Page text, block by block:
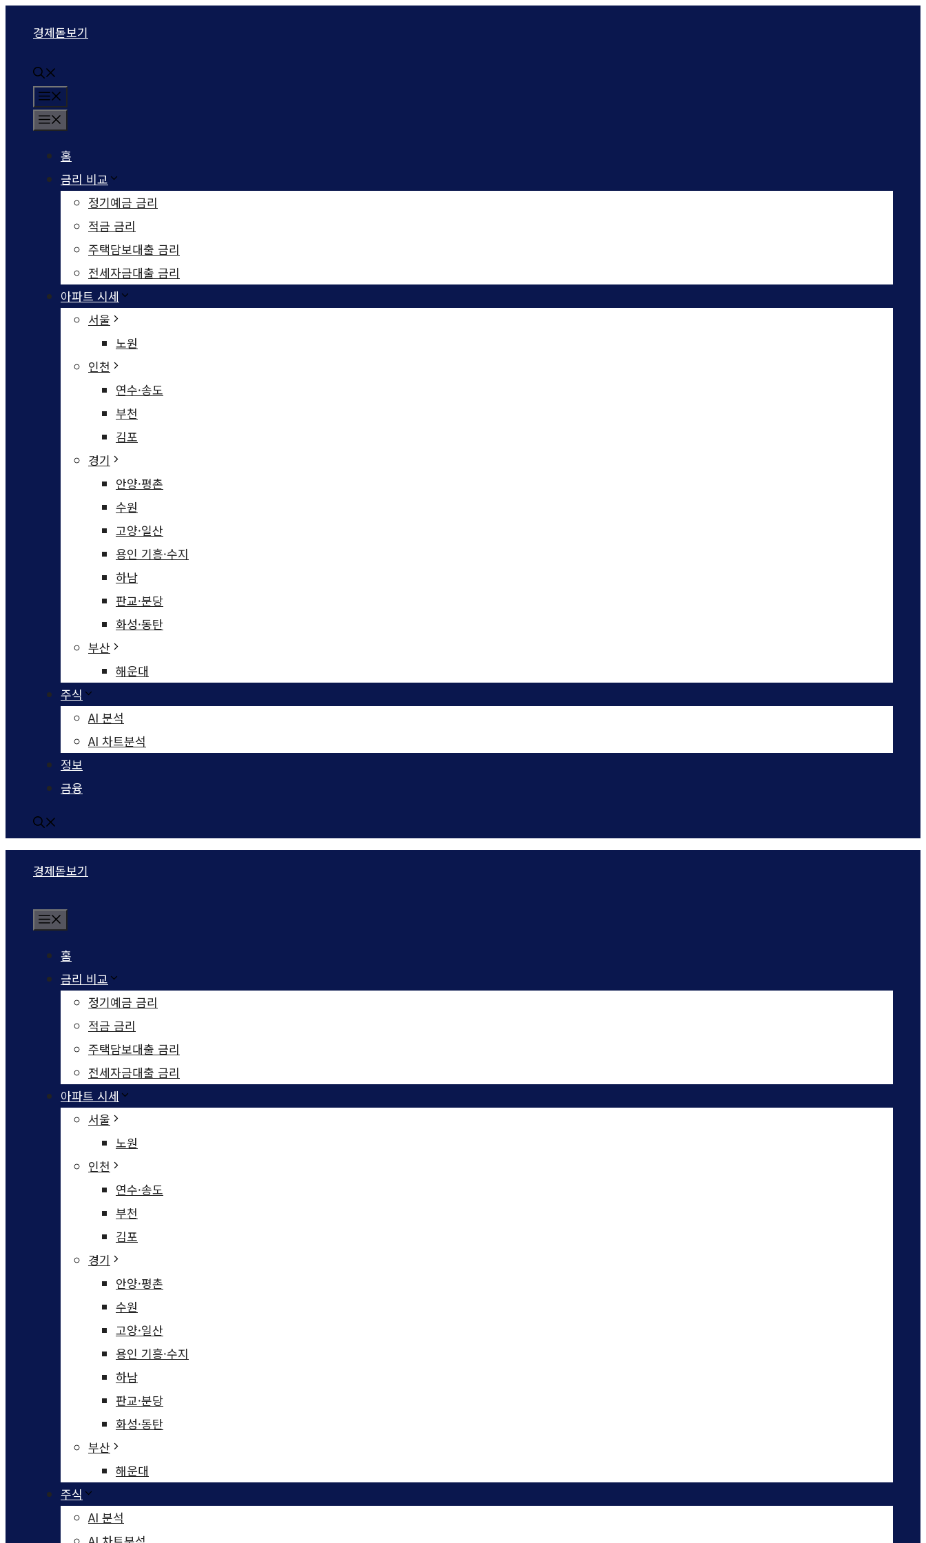
건너뛰기경제돋보기
홈
금리 비교
정기예금 금리
적금 금리
주택담보대출 금리
전세자금대출 금리
아파트 시세
서울
노원
인천
연수·송도
부천
김포
경기
안양·평촌
수원
고양·일산
용인 기흥·수지
하남
판교·분당
화성·동탄
부산
해운대
주식
AI 분석
AI 차트분석
정보
금융
경제돋보기
홈
금리 비교
정기예금 금리
적금 금리
주택담보대출 금리
전세자금대출 금리
아파트 시세
서울
노원
인천
연수·송도
부천
김포
경기
안양·평촌
수원
고양·일산
용인 기흥·수지
하남
판교·분당
화성·동탄
부산
해운대
주식
AI 분석